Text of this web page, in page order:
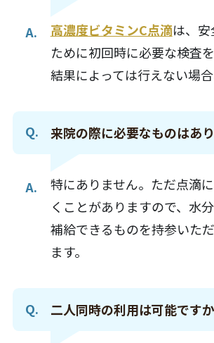
高濃度ビタミンC点滴は、
ために初回時に必要な検査
結果によっては行えない場合
来院の際に必要なものはあ
特にありません。ただ点滴
くことがありますので、水分
補給できるものを持参いた
ます。
二人同時の利用は可能です